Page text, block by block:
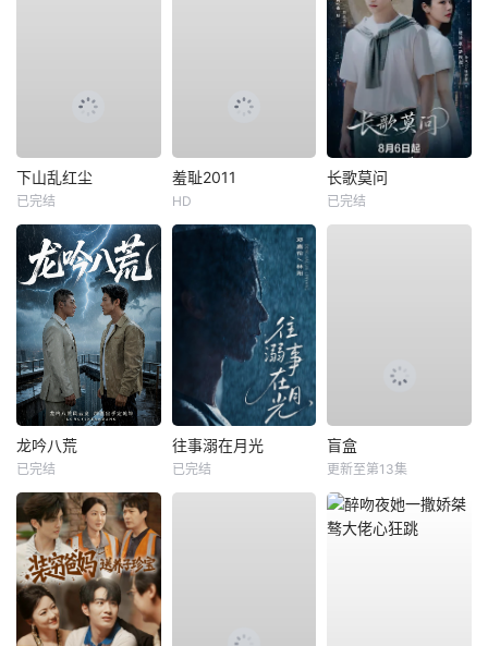
下山乱红尘
已完结
羞耻2011
HD
长歌莫问
已完结
龙吟八荒
已完结
往事溺在月光
已完结
盲盒
更新至第13集